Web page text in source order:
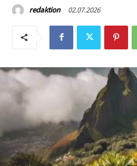
redaktion 02.07.2026